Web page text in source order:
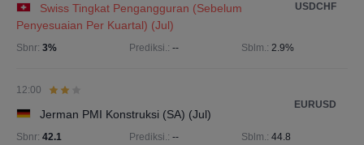
Swiss Tingkat Pengangguran (Sebelum
Penyesuaian Per Kuartal) (Jul)
USDCHF
Sbnr: 3% Prediksi.: -- Sblm.: 2.9%
12:00
Jerman PMI Konstruksi (SA) (Jul)
EURUSD
Sbnr: 42.1 Prediksi.: -- Sblm.: 44.8